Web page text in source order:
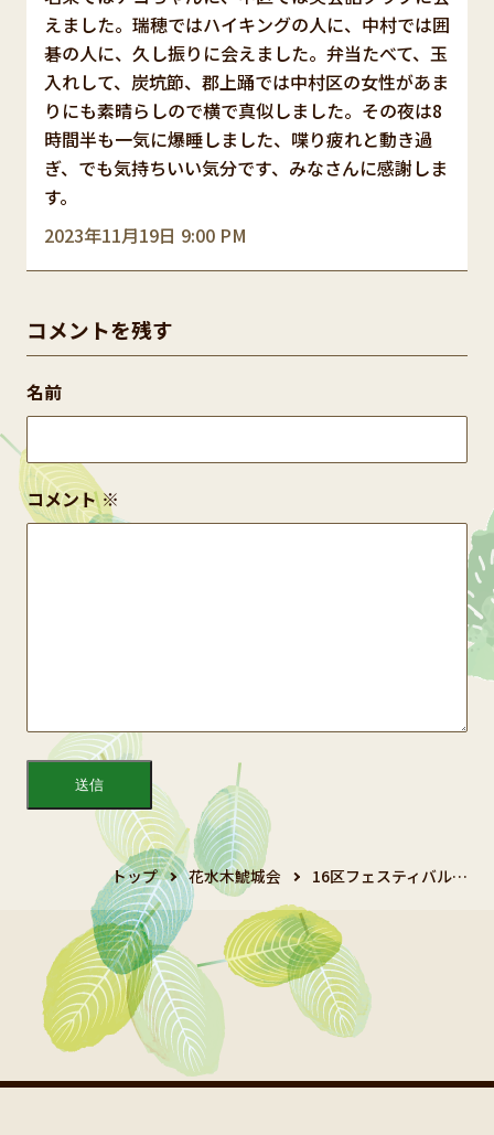
2023年11月19日 9:00 PM
えました。瑞穂ではハイキングの人に、中村では囲
碁の人に、久し振りに会えました。弁当たべて、玉
入れして、炭坑節、郡上踊では中村区の女性があま
りにも素晴らしので横で真似しました。その夜は8
時間半も一気に爆睡しました、喋り疲れと動き過
ぎ、でも気持ちいい気分です、みなさんに感謝しま
す。
コメントを残す
コメント※
名前
トップ 花水木鯱城会 16区フェスティバル…